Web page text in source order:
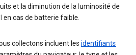
et la diminution de la luminosité de
en cas de batterie faible.
collectons incluent les identifiants